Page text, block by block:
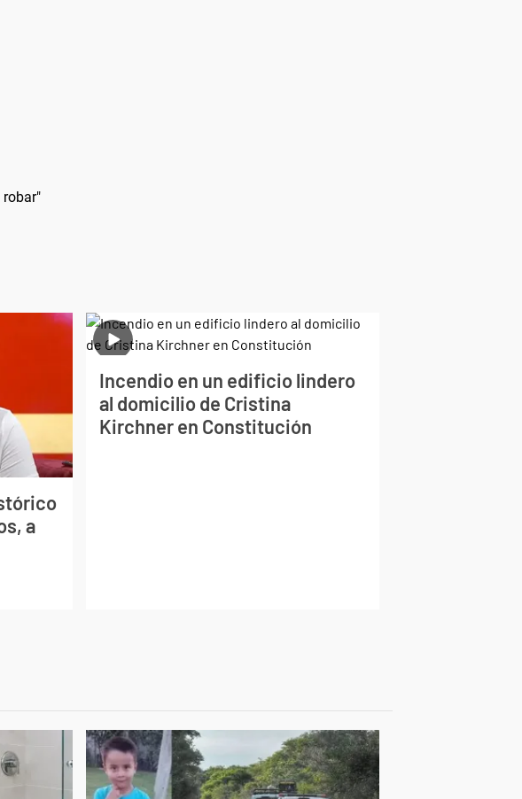
a
Incendio en un edificio lindero
al domicilio de Cristina
Kirchner en Constitución